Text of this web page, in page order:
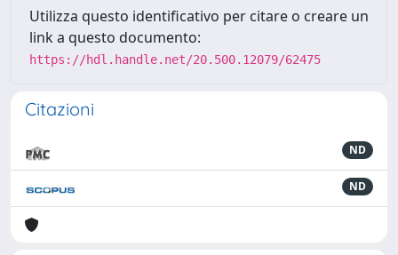
Utilizza questo identificativo per citare o creare un
link a questo documento:
https://hdl.handle.net/20.500.12079/62475
Citazioni
ND
ND